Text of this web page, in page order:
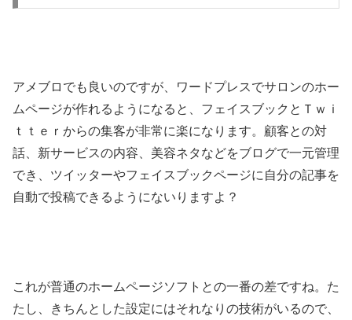
アメブロでも良いのですが、ワードプレスでサロンのホー
ムページが作れるようになると、フェイスブックとＴｗｉ
ｔｔｅｒからの集客が非常に楽になります。顧客との対
話、新サービスの内容、美容ネタなどをブログで一元管理
でき、ツイッターやフェイスブックページに自分の記事を
自動で投稿できるようにないりますよ？
これが普通のホームページソフトとの一番の差ですね。た
たし、きちんとした設定にはそれなりの技術がいるので、